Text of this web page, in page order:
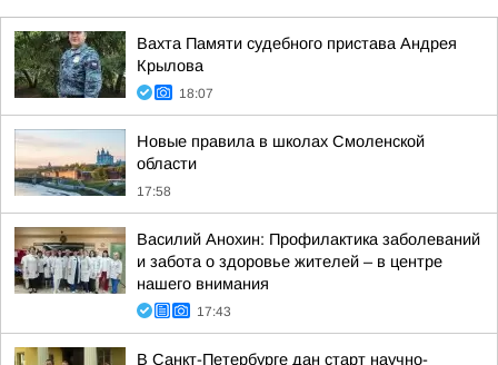
Вахта Памяти судебного пристава Андрея
Крылова
18:07
Новые правила в школах Смоленской
области
17:58
Василий Анохин: Профилактика заболеваний
и забота о здоровье жителей – в центре
нашего внимания
17:43
В Санкт-Петербурге дан старт научно-